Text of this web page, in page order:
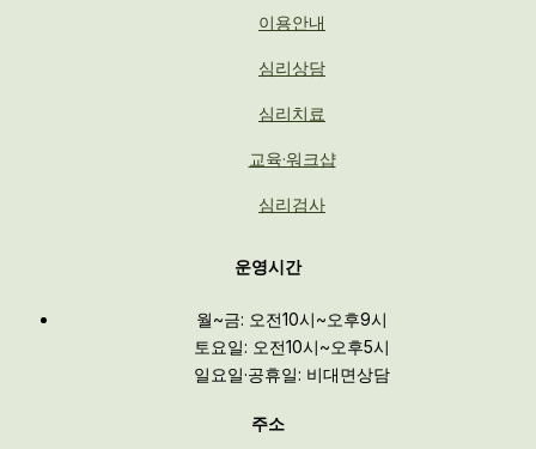
이용안내
심리상담
심리치료
교육·워크샵
심리검사
운영시간
월~금: 오전10시~오후9시
토요일: 오전10시~오후5시
일요일·공휴일: 비대면상담
주소